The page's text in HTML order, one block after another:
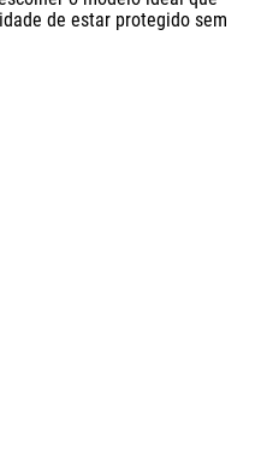
de estar protegido sem